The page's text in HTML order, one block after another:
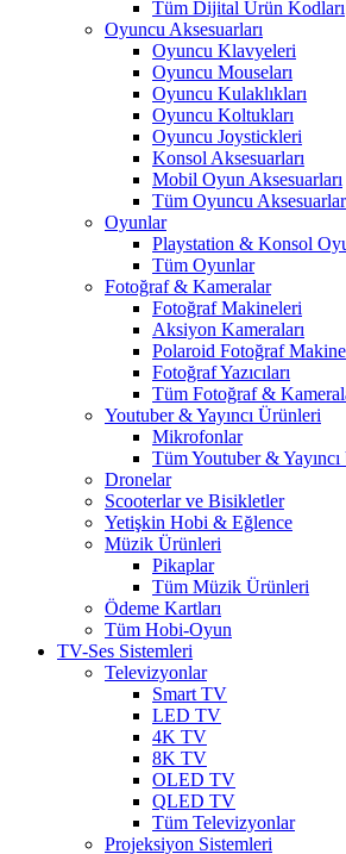
Tüm Dijital Ürün Kodları
Oyuncu Aksesuarları
Oyuncu Klavyeleri
Oyuncu Mouseları
Oyuncu Kulaklıkları
Oyuncu Koltukları
Oyuncu Joystickleri
Konsol Aksesuarları
Mobil Oyun Aksesuarları
Tüm Oyuncu
Oyunlar
Playstation & Konsol
Tüm Oyunlar
Fotoğraf & Kameralar
Fotoğraf Makineleri
Aksiyon Kameraları
Polaroid Fotoğraf
Fotoğraf Yazıcıları
Tüm Fotoğraf &
Youtuber & Yayıncı Ürünleri
Mikrofonlar
Tüm Youtuber &
Dronelar
Scooterlar ve Bisikletler
Yetişkin Hobi & Eğlence
Müzik Ürünleri
Pikaplar
Tüm Müzik Ürünleri
Ödeme Kartları
Tüm Hobi-Oyun
TV-Ses Sistemleri
Televizyonlar
Smart TV
LED TV
4K TV
8K TV
OLED TV
QLED TV
Tüm Televizyonlar
Projeksiyon Sistemleri